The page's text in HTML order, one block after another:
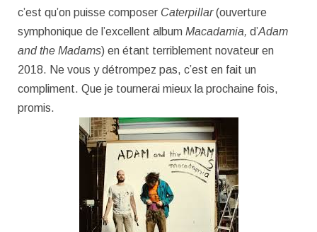
c’est qu’on puisse composer Caterpillar(ouverture
symphonique de l’excellent album Macadamia, d’Adam
and the Madams) en étant terriblement novateur en
2018. Ne vous y détrompez pas, c’est en fait un
compliment. Que je tournerai mieux la prochaine fois,
promis.